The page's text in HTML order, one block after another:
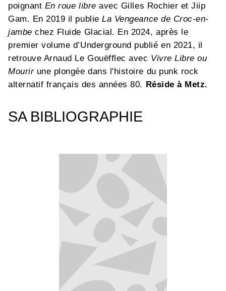
poignant En roue libre avec Gilles Rochier et Jiip
Gam. En 2019 il publieLa Vengeance de Croc-en-
jambe chez Fluide Glacial. En 2024, après le
premier volume d’Underground publié en 2021, il
retrouve Arnaud Le Gouëfflec avec Vivre Libre ou
Mourirune plongée dans l'histoire du punk rock
alternatif français des années 80. Réside à Metz.
SA BIBLIOGRAPHIE